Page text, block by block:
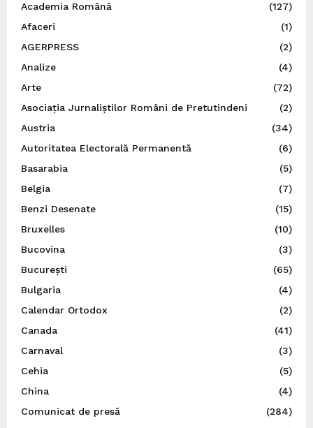
Academia Română
(127)
Afaceri
(1)
AGERPRESS
(2)
Analize
(4)
Arte
(72)
Asociația Jurnaliștilor Români de Pretutindeni
(2)
Austria
(34)
Autoritatea Electorală Permanentă
(6)
Basarabia
(5)
Belgia
(7)
Benzi Desenate
(15)
Bruxelles
(10)
Bucovina
(3)
București
(65)
Bulgaria
(4)
Calendar Ortodox
(2)
Canada
(41)
Carnaval
(3)
Cehia
(5)
China
(4)
Comunicat de presă
(284)